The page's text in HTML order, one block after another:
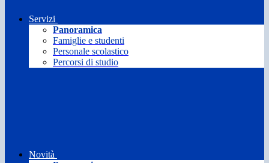
Servizi
Panoramica
Famiglie e studenti
Personale scolastico
Percorsi di studio
Novità